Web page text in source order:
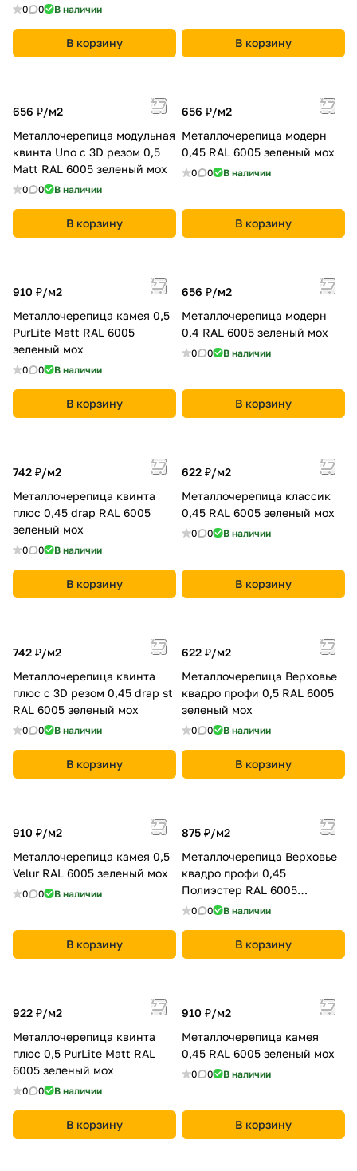
0 0 В наличии
В корзину В корзину
656 ₽/м2
Металлочерепица модульная
квинта Uno c 3D резом 0,5
Мatt RAL 6005 зеленый мох
0 0 В наличии
В корзину
656 ₽/м2
Металлочерепица модерн
0,45 RAL 6005 зеленый мох
0 0 В наличии
В корзину
910 ₽/м2
Металлочерепица камея 0,5
PurLite Мatt RAL 6005
зеленый мох
0 0 В наличии
В корзину
656 ₽/м2
Металлочерепица модерн
0,4 RAL 6005 зеленый мох
0 0 В наличии
В корзину
742 ₽/м2
Металлочерепица квинта
плюс 0,45 drap RAL 6005
зеленый мох
0 0 В наличии
В корзину
622 ₽/м2
Металлочерепица классик
0,45 RAL 6005 зеленый мох
0 0 В наличии
В корзину
742 ₽/м2
Металлочерепица квинта
плюс c 3D резом 0,45 drap st
RAL 6005 зеленый мох
0 0 В наличии
В корзину
622 ₽/м2
Металлочерепица Верховье
квадро профи 0,5 RAL 6005
зеленый мох
0 0 В наличии
В корзину
910 ₽/м2
Металлочерепица камея 0,5
Velur RAL 6005 зеленый мох
0 0 В наличии
В корзину
875 ₽/м2
Металлочерепица Верховье
квадро профи 0,45
Полиэстер RAL 6005
зеленый мох
0 0 В наличии
В корзину
922 ₽/м2
Металлочерепица квинта
плюс 0,5 PurLite Мatt RAL
6005 зеленый мох
0 0 В наличии
В корзину
910 ₽/м2
Металлочерепица камея
0,45 RAL 6005 зеленый мох
0 0 В наличии
В корзину